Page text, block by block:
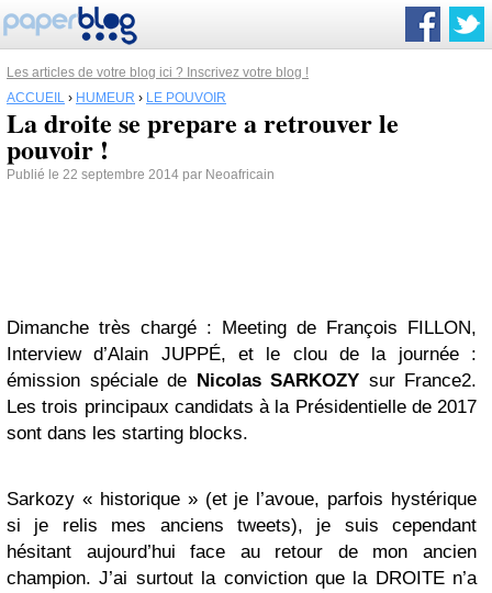
Les articles de votre blog ici ? Inscrivez votre blog !
ACCUEIL › HUMEUR › LE POUVOIR
La droite se prepare a retrouver le
pouvoir !
Publié le 22 septembre 2014 par Neoafricain
Dimanche très chargé : Meeting de François FILLON,
Interview d’Alain JUPPÉ, et le clou de la journée :
émission spéciale de Nicolas SARKOZY sur France2.
Les trois principaux candidats à la Présidentielle de 2017
sont dans les starting blocks.
Sarkozy « historique » (et je l’avoue, parfois hystérique
si je relis mes anciens tweets), je suis cependant
hésitant aujourd’hui face au retour de mon ancien
champion. J’ai surtout la conviction que la DROITE n’a